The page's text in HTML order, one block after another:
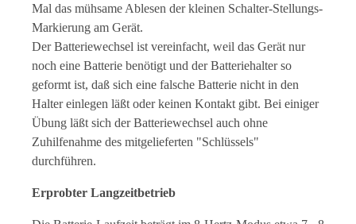
Mal das mühsame Ablesen der kleinen Schalter-Stellungs-
Markierung am Gerät.
Der Batteriewechsel ist vereinfacht, weil das Gerät nur
noch eine Batterie benötigt und der Batteriehalter so
geformt ist, daß sich eine falsche Batterie nicht in den
Halter einlegen läßt oder keinen Kontakt gibt. Bei einiger
Übung läßt sich der Batteriewechsel auch ohne
Zuhilfenahme des mitgelieferten "Schlüssels"
durchführen.
Erprobter Langzeitbetrieb